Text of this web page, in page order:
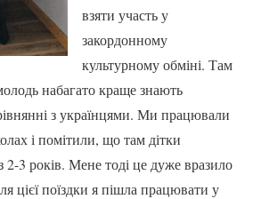
взяти участь у
закордонному
культурному обміні. Там
набагато краще знають
з українцями. Ми працювали
і помітили, що там дітки
2-3 років. Мене тоді це дуже вразило
цієї поїздки я пішла працювати у